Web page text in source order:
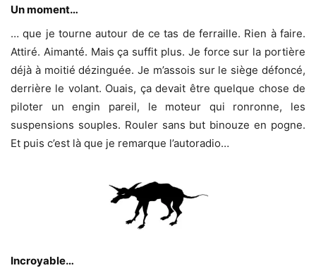
Un moment…
… que je tourne autour de ce tas de ferraille. Rien à faire.
Attiré. Aimanté. Mais ça suffit plus. Je force sur la portière
déjà à moitié dézinguée. Je m’assois sur le siège défoncé,
derrière le volant. Ouais, ça devait être quelque chose de
piloter un engin pareil, le moteur qui ronronne, les
suspensions souples. Rouler sans but binouze en pogne.
Et puis c’est là que je remarque l’autoradio…
Incroyable…